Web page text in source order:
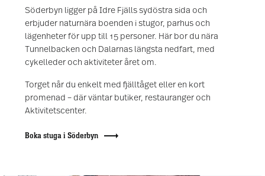
Söderbyn ligger på Idre Fjälls sydöstra sida och
erbjuder naturnära boenden i stugor, parhus och
lägenheter för upp till 15 personer. Här bor du nära
Tunnelbacken och Dalarnas längsta nedfart, med
cykelleder och aktiviteter året om.
Torget når du enkelt med fjälltåget eller en kort
promenad – där väntar butiker, restauranger och
Aktivitetscenter.
Boka stuga i Söderbyn